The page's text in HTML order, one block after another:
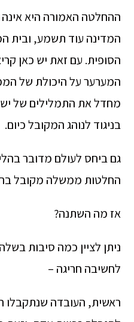
ההחלטה האמורה היא
המדינה עוד תשמע, ובית
הסופית. עם זאת יש כאן
המערער על היכולת של
מחדל את התמלילים של
בניגוד לנוהג המקובל כיום.
גם ביחס לעולם מדובר
החלטות ממשלה מקובל
אז מה השתנה?
ניתן לציין כמה סיבות
לחשיבה חריגה –
ראשית, העובדה שנתקבלו